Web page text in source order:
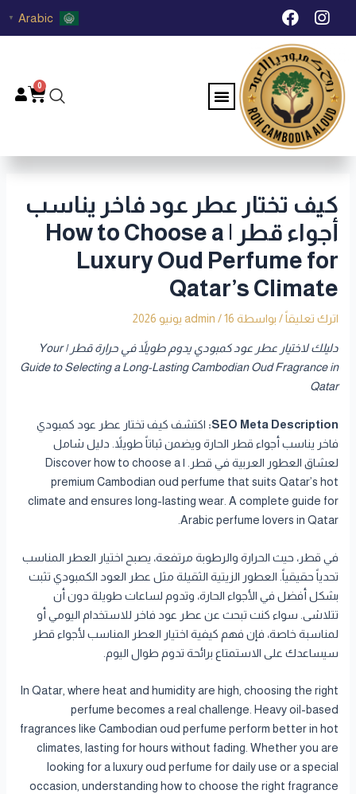
تخطي I
n
s
t
a
g
r
a
m
F
a
c
e
b
o
o
k
Arabic
▼
Menu
0
كيف تختار عطر عود فاخر يناسب
أجواء قطر | How to Choose a
Luxury Oud Perfume for
Qatar’s Climate
اترك تعليقاً / بواسطة admin /16 يونيو 2026
دليلك لاختيار عطر عود كمبودي يدوم طويلاً في حرارة قطر | Your
Guide to Selecting a Long-Lasting Cambodian Oud Fragrance in
Qatar
SEO Meta Description: اكتشف كيف تختار عطر عود كمبودي
فاخر يناسب أجواء قطر الحارة ويضمن ثباتاً طويلاً. دليل شامل
لعشاق العطور العربية في قطر. | Discover how to choose a
premium Cambodian oud perfume that suits Qatar’s hot
climate and ensures long-lasting wear. A complete guide for
Arabic perfume lovers in Qatar.
في قطر، حيث الحرارة والرطوبة مرتفعة، يصبح اختيار العطر المناسب
تحدياً حقيقياً. العطور الزيتية الثقيلة مثل عطر العود الكمبودي تثبت
بشكل أفضل في الأجواء الحارة، وتدوم لساعات طويلة دون أن
تتلاشى. سواء كنت تبحث عن عطر عود فاخر للاستخدام اليومي أو
لمناسبة خاصة، فإن فهم كيفية اختيار العطر المناسب لأجواء قطر
سيساعدك على الاستمتاع برائحة تدوم طوال اليوم.
In Qatar, where heat and humidity are high, choosing the right
perfume becomes a real challenge. Heavy oil-based
fragrances like Cambodian oud perfume perform better in hot
climates, lasting for hours without fading. Whether you are
looking for a luxury oud perfume for daily use or a special
occasion, understanding how to choose the right fragrance
Post
navigation